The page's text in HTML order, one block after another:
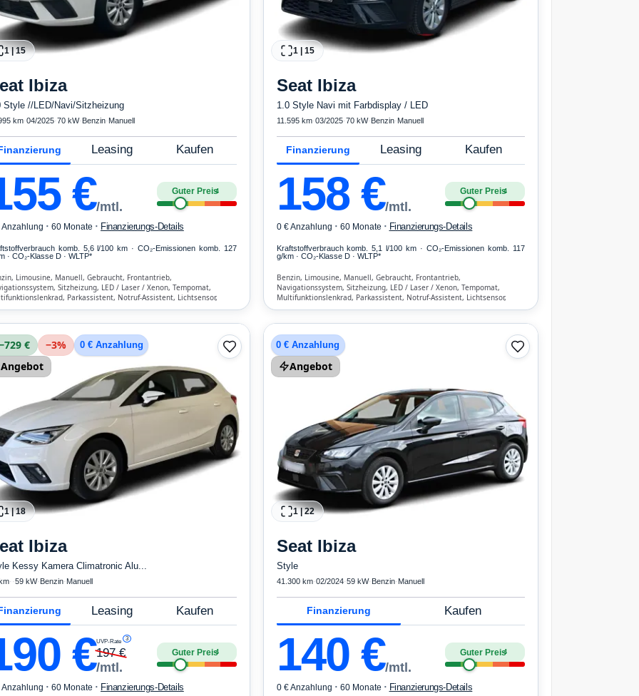
1|15
Ibiza
Style //LED/Navi/Sitzheizung
km·04/2025·70 kW· Benzin· Manuell
Leasing Kaufen
€/mtl.
Guter Preis4
Anzahlung · 60 Monate · Finanzierungs-Details
komb. 5,6 l/100 km · CO₂-Emissionen komb. 127
· CO₂-Klasse D · WLTP*
Limousine, Manuell, Gebraucht, Frontantrieb,
Sitzheizung, LED / Laser / Xenon, Tempomat,
Parkassistent, Notruf-Assistent, Lichtsensor,
Airbags
1 | 15
Seat Ibiza
1.0 Style Navi mit Farbdisplay / LED
11.595 km·03/2025·70 kW· Benzin· Manuell
Finanzierung Leasing Kaufen
158€/mtl.
Guter Preis4
0 € Anzahlung · 60 Monate · Finanzierungs-Details
Kraftstoffverbrauch komb. 5,1 l/100 km · CO₂-Emissionen komb. 117
g/km · CO₂-Klasse D · WLTP*
Benzin, Limousine, Manuell, Gebraucht, Frontantrieb,
Navigationssystem, Sitzheizung, LED / Laser / Xenon, Tempomat,
Multifunktionslenkrad, Parkassistent, Notruf-Assistent, Lichtsensor,
weitere Airbags
€ −3% 0 € Anzahlung
Angebot
1|18
Ibiza
Kessy Kamera Climatronic Alu...
· ·59 kW· Benzin· Manuell
Leasing Kaufen
€UVP-Rate 3
197€
/mtl.
Guter Preis4
Anzahlung · 60 Monate · Finanzierungs-Details
0 € Anzahlung
Angebot
1|22
Seat Ibiza
Style
41.300 km·02/2024·59 kW· Benzin· Manuell
Finanzierung Kaufen
140€/mtl.
Guter Preis4
0 € Anzahlung · 60 Monate · Finanzierungs-Details